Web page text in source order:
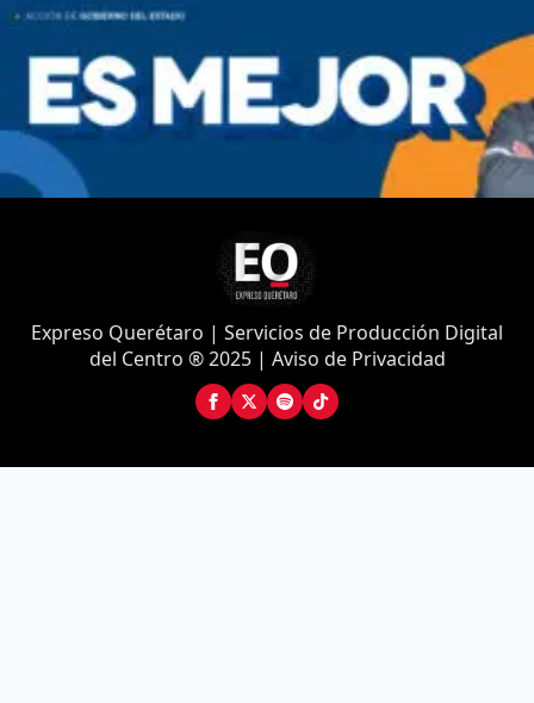
Expreso Querétaro | Servicios de Producción Digital
del Centro ® 2025 | Aviso de Privacidad